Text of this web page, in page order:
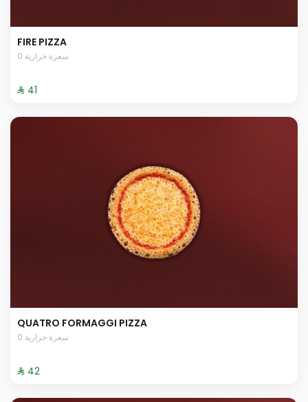
FIRE PIZZA
0 سعرة حرارية
⁨⁦‪‬ 41⁩
QUATRO FORMAGGI PIZZA
0 سعرة حرارية
⁨⁦‪‬ 42⁩